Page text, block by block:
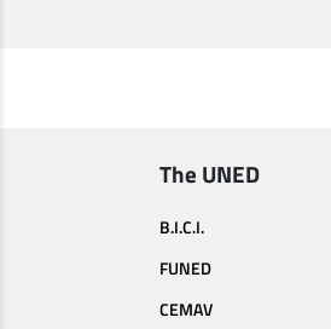
The UNED
B.I.C.I.
FUNED
CEMAV